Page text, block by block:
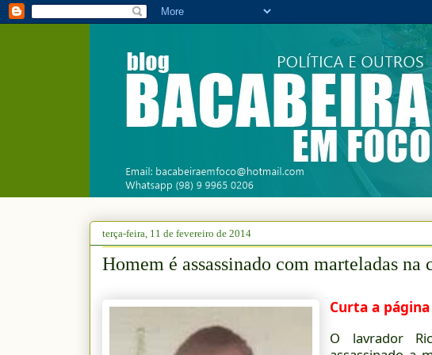
terça-feira, 11 de fevereiro de 2014
Homem é assassinado com marteladas na
Curta a
O lavrador